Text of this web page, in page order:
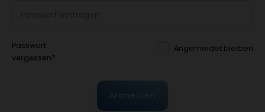
Passwort
vergessen?
Angemeldet bleiben
Anmelden